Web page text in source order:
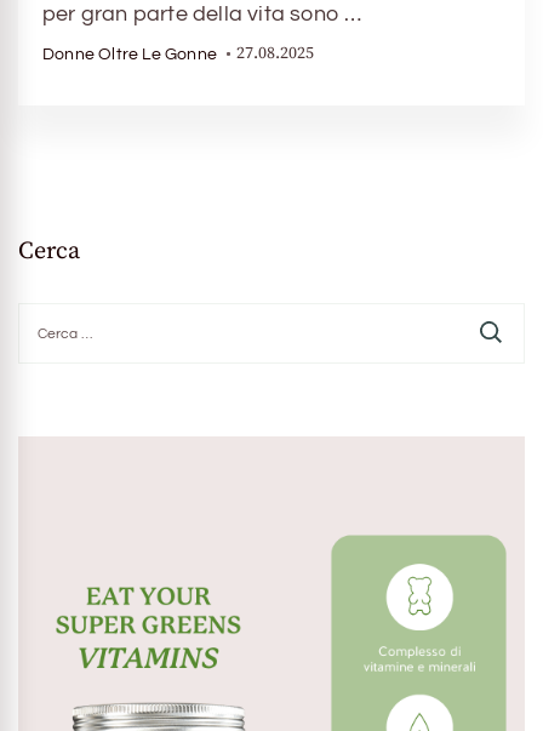
per gran parte della vita sono …
Donne Oltre Le Gonne 27.08.2025
Cerca
per: